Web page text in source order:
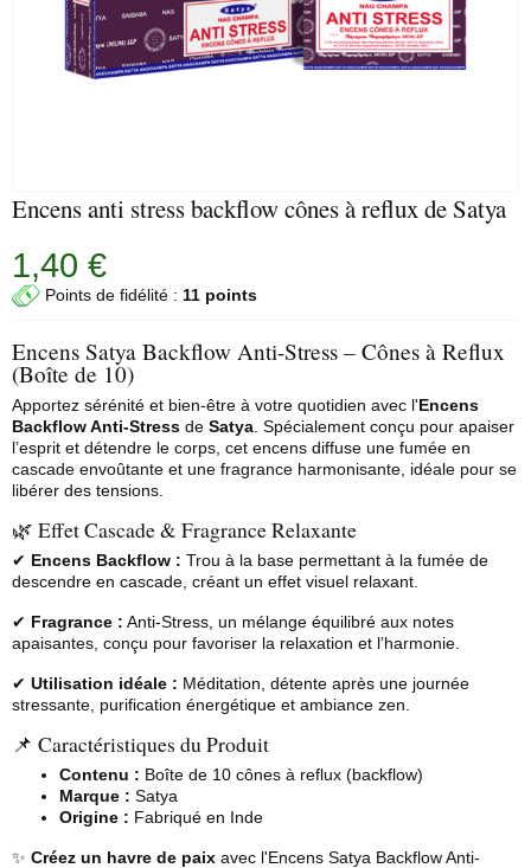
Encens anti stress backflow cônes à reflux de Satya
1,40 €
Points de fidélité : 11 points
Encens Satya Backflow Anti-Stress – Cônes à Reflux
(Boîte de 10)
Apportez sérénité et bien-être à votre quotidien avec l'Encens
Backflow Anti-Stress de Satya . Spécialement conçu pour apaiser
l’esprit et détendre le corps, cet encens diffuse une fumée en
cascade envoûtante et une fragrance harmonisante, idéale pour se
libérer des tensions.
🌿 Effet Cascade & Fragrance Relaxante
✔ Encens Backflow : Trou à la base permettant à la fumée de
descendre en cascade, créant un effet visuel relaxant.
✔ Fragrance : Anti-Stress, un mélange équilibré aux notes
apaisantes, conçu pour favoriser la relaxation et l’harmonie.
✔ Utilisation idéale : Méditation, détente après une journée
stressante, purification énergétique et ambiance zen.
📌 Caractéristiques du Produit
Contenu : Boîte de 10 cônes à reflux (backflow)
Marque : Satya
Origine : Fabriqué en Inde
✨ Créez un havre de paix avec l'Encens Satya Backflow Anti-